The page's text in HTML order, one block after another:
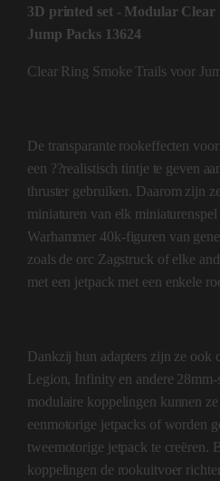
3D printed set - Modular
Jump Packs 13624
Clear Ring Smoke Trails voor
De transparante rookeffecten
een ??realistisch tintje te geven
thruster gebruiken. Daarom zijn
miniaturen van elk
Warhammer 40k-figuren van
zoals de orc Zagstruck of elke
met een jetpack met een enkele
Dankzij hun adapters zijn ze ook
Legion, Infinity en andere 28mm-
modulaire koppelingen kunnen
eenmotorige jetpacks of worden
tweemotorige jetpack te creëren.
koppelingen de rookuitvoer